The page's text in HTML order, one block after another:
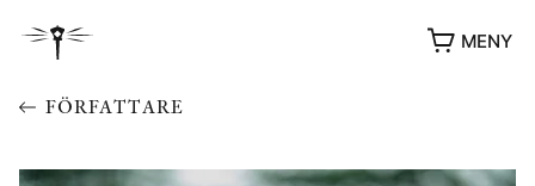
MENY
FÖRFATTARE